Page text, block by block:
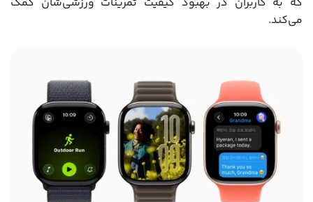
می‌کند.